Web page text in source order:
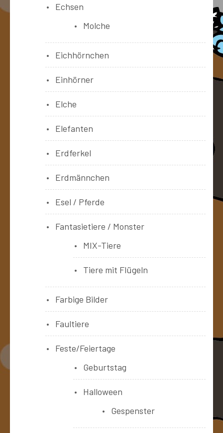
Echsen
Molche
Eichhörnchen
Einhörner
Elche
Elefanten
Erdferkel
Erdmännchen
Esel / Pferde
Fantasietiere / Monster
MIX-Tiere
Tiere mit Flügeln
Farbige Bilder
Faultiere
Feste/Feiertage
Geburtstag
Halloween
Gespenster